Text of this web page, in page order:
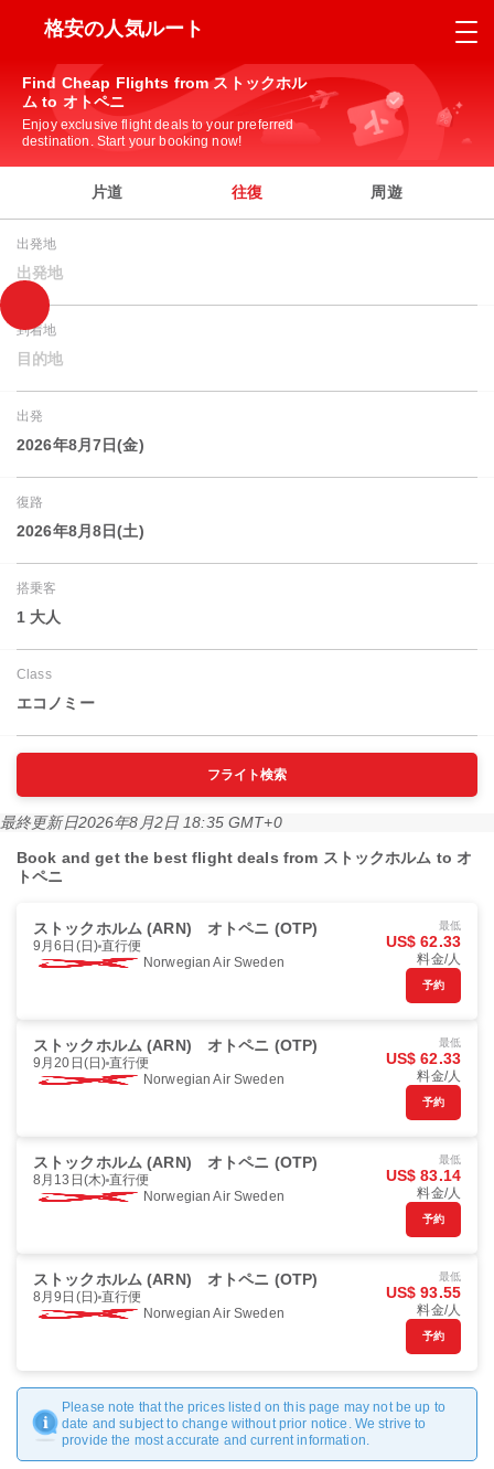
格安の人気ルート
Find Cheap Flights from ストックホル
ム to オトペニ
Enjoy exclusive flight deals to your preferred
destination. Start your booking now!
片道 往復 周遊
出発地
出発地
到着地
目的地
出発
2026年8月7日(金)
復路
2026年8月8日(土)
搭乗客
1 大人
Class
エコノミー
フライト検索
最終更新日2026年8月2日 18:35 GMT+0
Book and get the best flight deals from ストックホルム to オ
トペニ
ストックホルム (ARN) オトペニ (OTP)
9月6日(日) 直行便
Norwegian Air Sweden
最低
US$ 62.33
料金/人
予約
ストックホルム (ARN) オトペニ (OTP)
9月20日(日) 直行便
Norwegian Air Sweden
最低
US$ 62.33
料金/人
予約
ストックホルム (ARN) オトペニ (OTP)
8月13日(木) 直行便
Norwegian Air Sweden
最低
US$ 83.14
料金/人
予約
ストックホルム (ARN) オトペニ (OTP)
8月9日(日) 直行便
Norwegian Air Sweden
最低
US$ 93.55
料金/人
予約
Please note that the prices listed on this page may not be up to
date and subject to change without prior notice. We strive to
provide the most accurate and current information.